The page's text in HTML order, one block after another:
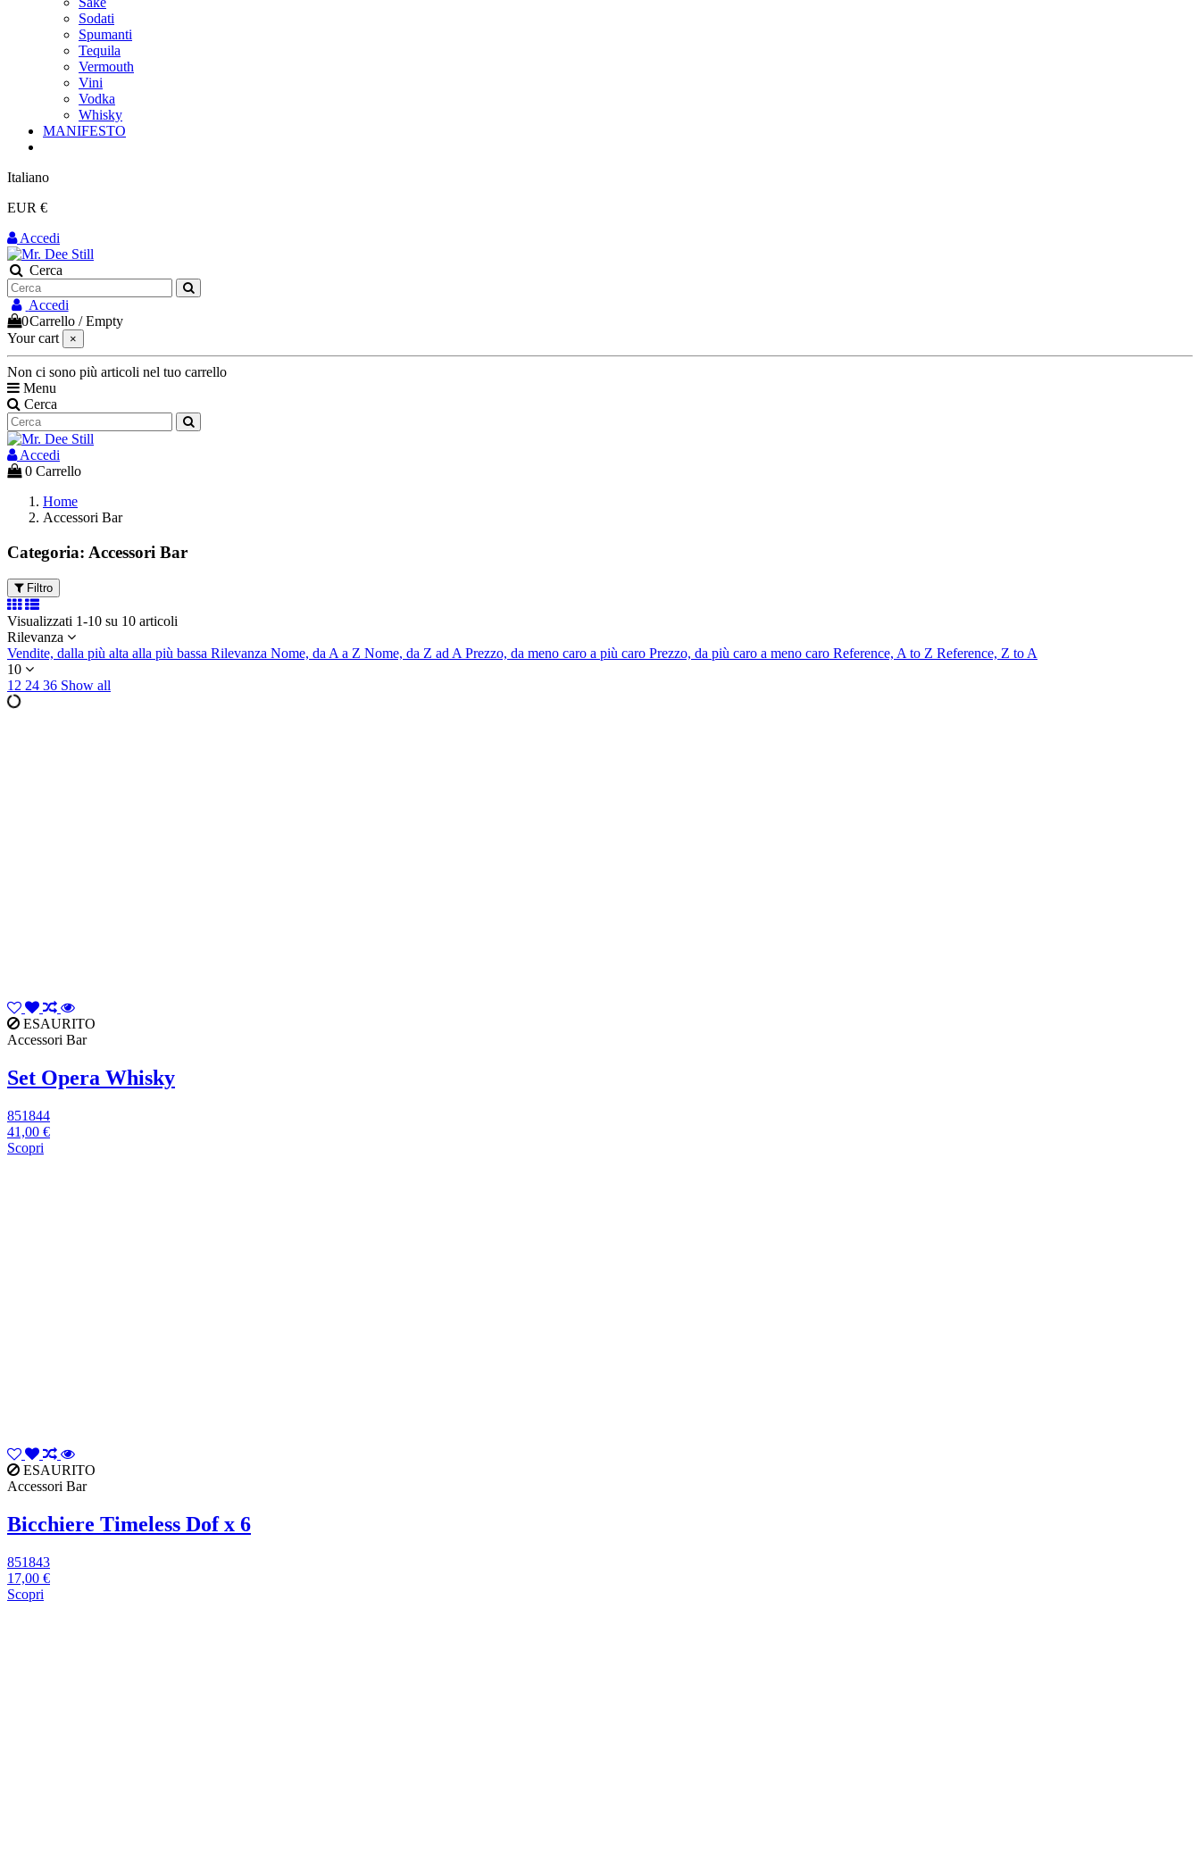
Sodati
Spumanti
Tequila
Vermouth
Vini
Vodka
Whisky
MANIFESTO
Italiano
EUR €
Accedi
Cerca
Accedi
0Carrello /Empty
Your cart
×
Non ci sono più articoli nel tuo carrello
Menu
Cerca
Accedi
0 Carrello
Home
Accessori Bar
Categoria: Accessori Bar
Filtro
Visualizzati 1-10 su 10 articoli
Rilevanza
Vendite, dalla più alta alla più bassa Rilevanza Nome, da A a Z Nome, da Z ad APrezzo, da meno caro a più caro Prezzo, da più caro a meno caro Reference, A to Z Reference, Z to A
10
12 24 36 Show all
ESAURITO
Accessori Bar
Set Opera Whisky
851844
41,00 €
Scopri
ESAURITO
Accessori Bar
Bicchiere Timeless Dof x 6
851843
17,00 €
Scopri